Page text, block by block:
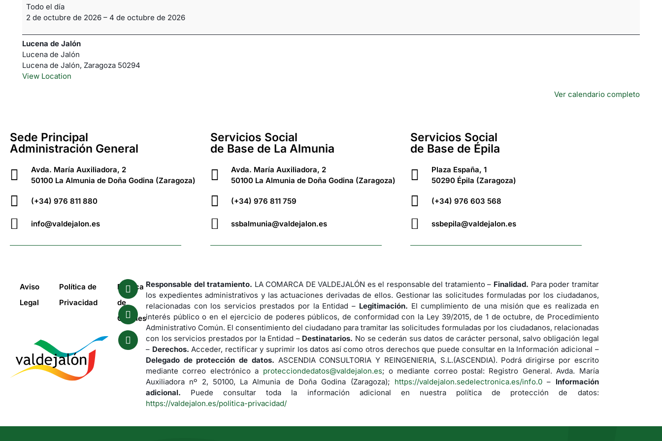
Todo el día
2 de octubre de 2026 – 4 de octubre de 2026
Lucena de Jalón
Lucena de Jalón
Lucena de Jalón, Zaragoza 50294
View Location
Ver calendario completo
Sede Principal
Administración General
Avda. María Auxiliadora, 2
50100 La Almunia de Doña Godina (Zaragoza)
(+34) 976 811 880
info@valdejalon.es
Servicios Social
de Base de La Almunia
Avda. María Auxiliadora, 2
50100 La Almunia de Doña Godina (Zaragoza)
(+34) 976 811 759
ssbalmunia@valdejalon.es
Servicios Social
de Base de Épila
Plaza España, 1
50290 Épila (Zaragoza)
(+34) 976 603 568
ssbepila@valdejalon.es
Aviso
Legal
Política de
Privacidad
Política
de
Cookies
Responsable del tratamiento. LA COMARCA DE VALDEJALÓN es el responsable del tratamiento – Finalidad. Para poder tramitar
los expedientes administrativos y las actuaciones derivadas de ellos. Gestionar las solicitudes formuladas por los ciudadanos,
relacionadas con los servicios prestados por la Entidad – Legitimación. El cumplimiento de una misión que es realizada en
interés público o en el ejercicio de poderes públicos, de conformidad con la Ley 39/2015, de 1 de octubre, de Procedimiento
Administrativo Común. El consentimiento del ciudadano para tramitar las solicitudes formuladas por los ciudadanos, relacionadas
con los servicios prestados por la Entidad – Destinatarios. No se cederán sus datos de carácter personal, salvo obligación legal
– Derechos. Acceder, rectificar y suprimir los datos así como otros derechos que puede consultar en la Información adicional –
Delegado de protección de datos. ASCENDIA CONSULTORIA Y REINGENIERIA, S.L.(ASCENDIA). Podrá dirigirse por escrito
mediante correo electrónico a protecciondedatos@valdejalon.es; o mediante correo postal: Registro General. Avda. María
Auxiliadora nº 2, 50100, La Almunia de Doña Godina (Zaragoza); https://valdejalon.sedelectronica.es/info.0– Información
adicional. Puede consultar toda la información adicional en nuestra política de protección de datos:
https://valdejalon.es/politica-privacidad/